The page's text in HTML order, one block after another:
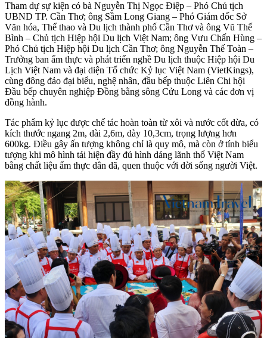
Tham dự sự kiện có bà Nguyễn Thị Ngọc Điệp – Phó Chủ tịch
UBND TP. Cần Thơ; ông Sầm Long Giang – Phó Giám đốc Sở
Văn hóa, Thể thao và Du lịch thành phố Cần Thơ và ông Vũ Thế
Bình – Chủ tịch Hiệp hội Du lịch Việt Nam; ông Vưu Chấn Hùng –
Phó Chủ tịch Hiệp hội Du lịch Cần Thơ; ông Nguyễn Thế Toàn –
Trưởng ban ẩm thực và phát triển nghề Du lịch thuộc Hiệp hội Du
Lịch Việt Nam và đại diện Tổ chức Kỷ lục Việt Nam (VietKings),
cùng đông đảo đại biểu, nghệ nhân, đầu bếp thuộc Liên Chi hội
Đầu bếp chuyên nghiệp Đồng bằng sông Cửu Long và các đơn vị
đồng hành.
Tác phẩm kỷ lục được chế tác hoàn toàn từ xôi và nước cốt dừa, có
kích thước ngang 2m, dài 2,6m, dày 10,3cm, trọng lượng hơn
600kg. Điều gây ấn tượng không chỉ là quy mô, mà còn ở tính biểu
tượng khi mô hình tái hiện đầy đủ hình dáng lãnh thổ Việt Nam
bằng chất liệu ẩm thực dân dã, quen thuộc với đời sống người Việt.